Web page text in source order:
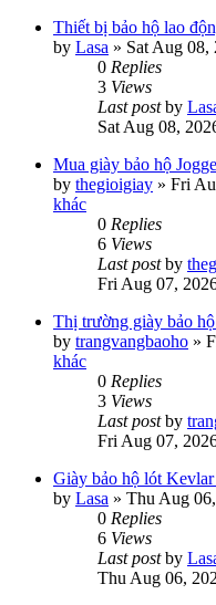
Thiết bị bảo hộ lao
by Lasa » Sat Aug 08,
0 Replies
3 Views
Last postby
Sat Aug 08,
Mua giày bảo hộ
by thegioigiay » Fri
khác
0 Replies
6 Views
Last postby
Fri Aug 07,
Thị trường giày bảo
by trangvangbaoho »
khác
0 Replies
3 Views
Last postby
Fri Aug 07,
Giày bảo hộ lót
by Lasa » Thu Aug
0 Replies
6 Views
Last postby
Thu Aug 06,